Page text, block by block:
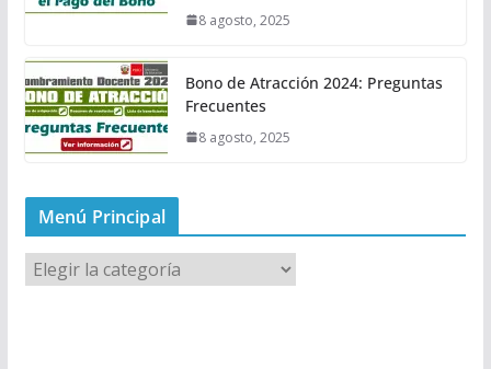
8 agosto, 2025
Bono de Atracción 2024: Preguntas
Frecuentes
8 agosto, 2025
Menú Principal
M
e